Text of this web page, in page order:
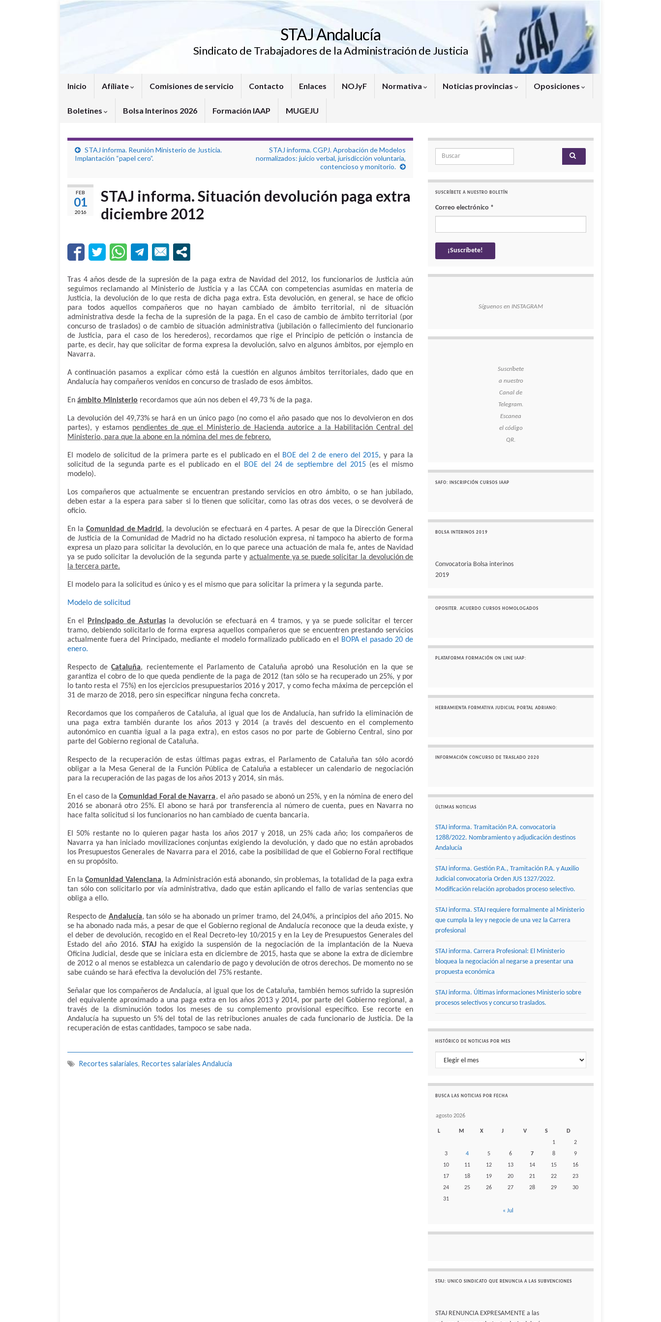
STAJ Andalucía
Sindicato de Trabajadores de la Administración de Justicia
Inicio Afíliate Comisiones de servicio Contacto Enlaces NOJyF Normativa Noticias provincias Oposiciones
Boletines Bolsa Interinos 2026 Formación IAAP MUGEJU
STAJ informa. Reunión Ministerio de Justicia.
Implantación “papel cero”.
STAJ informa. CGPJ. Aprobación de Modelos
normalizados: juicio verbal, jurisdicción voluntaria,
contencioso y monitorio.
FEB
01
2016
STAJ informa. Situación devolución paga extra
diciembre 2012
Tras 4 años desde de la supresión de la paga extra de Navidad del 2012, los funcionarios de Justicia aún
seguimos reclamando al Ministerio de Justicia y a las CCAA con competencias asumidas en materia de
Justicia, la devolución de lo que resta de dicha paga extra. Esta devolución, en general, se hace de oficio
para todos aquellos compañeros que no hayan cambiado de ámbito territorial, ni de situación
administrativa desde la fecha de la supresión de la paga. En el caso de cambio de ámbito territorial (por
concurso de traslados) o de cambio de situación administrativa (jubilación o fallecimiento del funcionario
de Justicia, para el caso de los herederos), recordamos que rige el Principio de petición o instancia de
parte, es decir, hay que solicitar de forma expresa la devolución, salvo en algunos ámbitos, por ejemplo en
Navarra.
A continuación pasamos a explicar cómo está la cuestión en algunos ámbitos territoriales, dado que en
Andalucía hay compañeros venidos en concurso de traslado de esos ámbitos.
En ámbito Ministerio recordamos que aún nos deben el 49,73 % de la paga.
La devolución del 49,73% se hará en un único pago (no como el año pasado que nos lo devolvieron en dos
partes), y estamos pendientes de que el Ministerio de Hacienda autorice a la Habilitación Central del
Ministerio, para que la abone en la nómina del mes de febrero.
El modelo de solicitud de la primera parte es el publicado en el BOE del 2 de enero del 2015, y para la
solicitud de la segunda parte es el publicado en el
BOE del 24 de septiembre del 2015 (es el mismo
modelo).
Los compañeros que actualmente se encuentran prestando servicios en otro ámbito, o se han jubilado,
deben estar a la espera para saber si lo tienen que solicitar, como las otras dos veces, o se devolverá de
oficio.
En la Comunidad de Madrid , la devolución se efectuará en 4 partes. A pesar de que la Dirección General
de Justicia de la Comunidad de Madrid no ha dictado resolución expresa, ni tampoco ha abierto de forma
expresa un plazo para solicitar la devolución, en lo que parece una actuación de mala fe, antes de Navidad
ya se pudo solicitar la devolución de la segunda parte y actualmente ya se puede solicitar la devolución de
la tercera parte.
El modelo para la solicitud es único y es el mismo que para solicitar la primera y la segunda parte.
Modelo de solicitud
En el Principado de Asturiasla devolución se efectuará en 4 tramos, y ya se puede solicitar el tercer
tramo, debiendo solicitarlo de forma expresa aquellos compañeros que se encuentren prestando servicios
actualmente fuera del Principado, mediante el modelo formalizado publicado en el
BOPA el pasado 20 de
enero.
Respecto deCataluña, recientemente el Parlamento de Cataluña aprobó una Resolución en la que se
garantiza el cobro de lo que queda pendiente de la paga de 2012 (tan sólo se ha recuperado un 25%, y por
lo tanto resta el 75%) en los ejercicios presupuestarios 2016 y 2017, y como fecha máxima de percepción el
31 de marzo de 2018, pero sin especificar ninguna fecha concreta.
Recordamos que los compañeros de Cataluña, al igual que los de Andalucía, han sufrido la eliminación de
una paga extra también durante los años 2013 y 2014 (a través del descuento en el complemento
autonómico en cuantía igual a la paga extra), en estos casos no por parte de Gobierno Central, sino por
parte del Gobierno regional de Cataluña.
Respecto de la recuperación de estas últimas pagas extras, el Parlamento de Cataluña tan sólo acordó
obligar a la Mesa General de la Función Pública de Cataluña a establecer un calendario de negociación
para la recuperación de las pagas de los años 2013 y 2014, sin más.
En el caso de laComunidad Foral de Navarra, el año pasado se abonó un 25%, y en la nómina de enero del
2016 se abonará otro 25%. El abono se hará por transferencia al número de cuenta, pues en Navarra no
hace falta solicitud si los funcionarios no han cambiado de cuenta bancaria.
El 50% restante no lo quieren pagar hasta los años 2017 y 2018, un 25% cada año; los compañeros de
Navarra ya han iniciado movilizaciones conjuntas exigiendo la devolución, y dado que no están aprobados
los Presupuestos Generales de Navarra para el 2016, cabe la posibilidad de que el Gobierno Foral rectifique
en su propósito.
En laComunidad Valenciana, la Administración está abonando, sin problemas, la totalidad de la paga extra
tan sólo con solicitarlo por vía administrativa, dado que están aplicando el fallo de varias sentencias que
obliga a ello.
Respecto de Andalucía, tan sólo se ha abonado un primer tramo, del 24,04%, a principios del año 2015. No
se ha abonado nada más, a pesar de que el Gobierno regional de Andalucía reconoce que la deuda existe, y
el deber de devolución, recogido en el Real Decreto-ley 10/2015 y en la Ley de Presupuestos Generales del
Estado del año 2016. STAJha exigido la suspensión de la negociación de la implantación de la Nueva
Oficina Judicial, desde que se iniciara esta en diciembre de 2015, hasta que se abone la extra de diciembre
de 2012 o al menos se establezca un calendario de pago y devolución de otros derechos. De momento no se
sabe cuándo se hará efectiva la devolución del 75% restante.
Señalar que los compañeros de Andalucía, al igual que los de Cataluña, también hemos sufrido la supresión
del equivalente aproximado a una paga extra en los años 2013 y 2014, por parte del Gobierno regional, a
través de la disminución todos los meses de su complemento provisional específico. Ese recorte en
Andalucía ha supuesto un 5% del total de las retribuciones anuales de cada funcionario de Justicia. De la
recuperación de estas cantidades, tampoco se sabe nada.
Recortes salariales, Recortes salariales Andalucía
Search for:
SUSCRÍBETE A NUESTRO BOLETÍN
Correo electrónico *
Síguenos en INSTAGRAM
Suscríbete
a nuestro
Canal de
Telegram.
Escanea
el código
QR.
SAFO: INSCRIPCIÓN CURSOS IAAP
BOLSA INTERINOS 2019
Convocatoria Bolsa interinos
2019
OPOSITER. ACUERDO CURSOS HOMOLOGADOS
PLATAFORMA FORMACIÓN ON LINE IAAP:
HERRAMIENTA FORMATIVA JUDICIAL PORTAL ADRIANO:
INFORMACIÓN CONCURSO DE TRASLADO 2020
ÚLTIMAS NOTICIAS
STAJ informa. Tramitación P.A. convocatoria
1288/2022. Nombramiento y adjudicación destinos
Andalucía
STAJ informa. Gestión P.A., Tramitación P.A. y Auxilio
Judicial convocatoria Orden JUS 1327/2022.
Modificación relación aprobados proceso selectivo.
STAJ informa. STAJ requiere formalmente al Ministerio
que cumpla la ley y negocie de una vez la Carrera
profesional
STAJ informa. Carrera Profesional: El Ministerio
bloquea la negociación al negarse a presentar una
propuesta económica
STAJ informa. Últimas informaciones Ministerio sobre
procesos selectivos y concurso traslados.
HISTÓRICO DE NOTICIAS POR MES
Histórico de noticias por mes
BUSCA LAS NOTICIAS POR FECHA
agosto 2026
L M X J V S
D
1
2
3
4 5 6 7 8
9
10
11 12 13 14 15
16
17
18 19 20 21 22
23
24
25 26 27 28 29
30
31
« Jul
STAJ: UNICO SINDICATO QUE RENUNCIA A LAS SUBVENCIONES
STAJ RENUNCIA EXPRESAMENTE a las